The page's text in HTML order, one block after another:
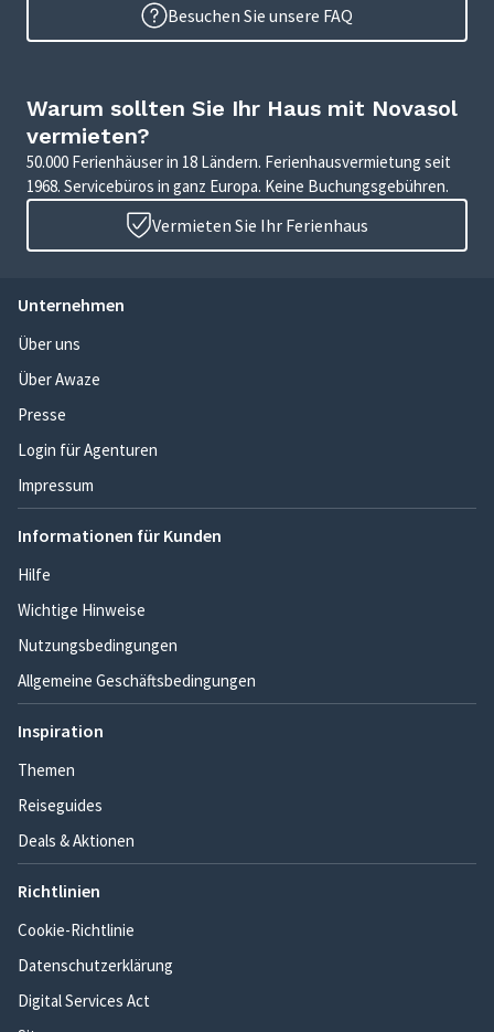
Besuchen Sie unsere FAQ
Warum sollten Sie Ihr Haus mit Novasol
vermieten?
50.000 Ferienhäuser in 18 Ländern. Ferienhausvermietung seit
1968. Servicebüros in ganz Europa. Keine Buchungsgebühren.
Vermieten Sie Ihr Ferienhaus
Unternehmen
Über uns
Über Awaze
Presse
Login für Agenturen
Impressum
Informationen für Kunden
Hilfe
Wichtige Hinweise
Nutzungsbedingungen
Allgemeine Geschäftsbedingungen
Inspiration
Themen
Reiseguides
Deals & Aktionen
Richtlinien
Cookie-Richtlinie
Datenschutzerklärung
Digital Services Act